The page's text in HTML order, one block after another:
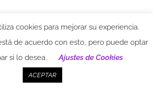
cookies para mejorar su experiencia.
de acuerdo con esto, pero puede optar
si lo desea.
Ajustes de Cookies
ACEPTAR